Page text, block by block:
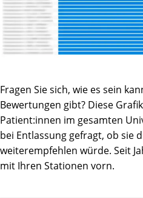
Fragen Sie sich, wie es sein
Bewertungen gibt? Diese
Patient:innen im gesamten
bei Entlassung gefragt, ob sie
weiterempfehlen würde. Seit
mit Ihren Stationen vorn.